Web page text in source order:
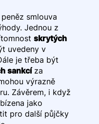
smlouva
Jednou z
skrytých
uvedeny v
je třeba být
sankcíza
výrazně
Závěrem, i když
jako
pro další půjčky